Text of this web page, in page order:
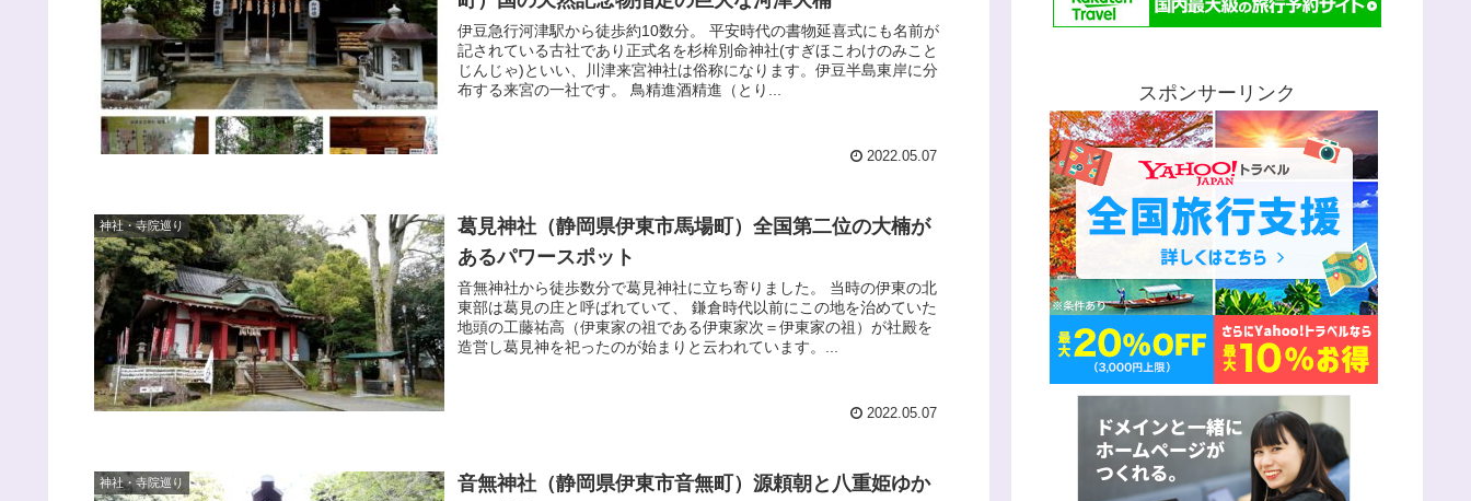
伊豆急行河津駅から徒歩約10数分。 平安時代の書物延喜式にも名前が
記されている古社であり正式名を杉桙別命神社(すぎほこわけのみこと
じんじゃ)といい、川津来宮神社は俗称になります。伊豆半島東岸に分
布する来宮の一社です。 鳥精進酒精進（とり...
2022.05.07
神社・寺院巡り
葛見神社（静岡県伊東市馬場町）全国第二位の大楠が
あるパワースポット
音無神社から徒歩数分で葛見神社に立ち寄りました。 当時の伊東の北
東部は葛見の庄と呼ばれていて、 鎌倉時代以前にこの地を治めていた
地頭の工藤祐高（伊東家の祖である伊東家次＝伊東家の祖）が社殿を
造営し葛見神を祀ったのが始まりと云われています。...
2022.05.07
神社・寺院巡り
音無神社（静岡県伊東市音無町）源頼朝と八重姫ゆか
スポンサーリンク